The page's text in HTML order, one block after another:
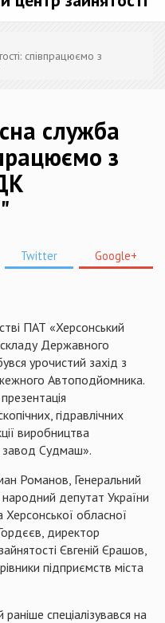
співпрацюємо з
служба
з
Twitter Google+
ПАТ «Херсонський
Державного
урочистий захід з
Автоподйомника.
гідравлічних
виробництва
завод Судмаш».
Романов, Генеральний
депутат України
обласної
директор
Євгеній Єрашов,
підприємств міста
спеціалізувався на